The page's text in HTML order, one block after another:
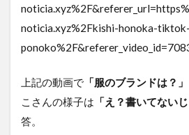
noticia.xyz%2Fkishi-honoka-tiktok-
上記の動画で 「服のブランドは？」
こさんの様子は 「え？書いてないじ
答。